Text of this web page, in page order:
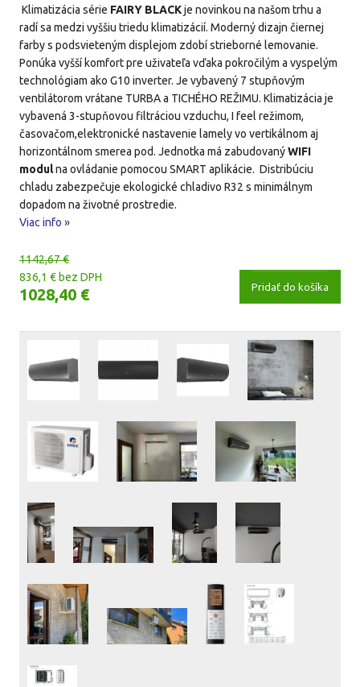
Klimatizácia série FAIRY BLACKje novinkou na našom trhu a
radí sa medzi vyššiu triedu klimatizácií. Moderný dizajn čiernej
farby s podsvieteným displejom zdobí strieborné lemovanie.
Ponúka vyšší komfort pre uživateľa vďaka pokročilým a vyspelým
technológiam ako G10 inverter. Je vybavený 7 stupňovým
ventilátorom vrátane TURBA a TICHÉHO REŽIMU. Klimatizácia je
vybavená 3-stupňovou filtráciou vzduchu, I feel režimom,
časovačom,elektronické nastavenie lamely vo vertikálnom aj
horizontálnom smerea pod. Jednotka má zabudovanýWIFI
modulna ovládanie pomocou SMART aplikácie. Distribúciu
chladu zabezpečuje ekologické chladivo R32 s minimálnym
dopadom na životné prostredie.
Viac info »
1142,67 €
836,1 € bez DPH
1028,40 € Pridať do košíka